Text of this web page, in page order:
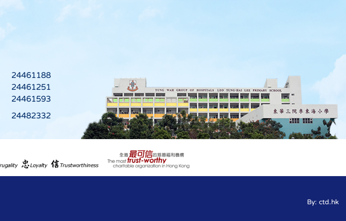
24461188
24461251
24461593
24482332
By: ctd.hk